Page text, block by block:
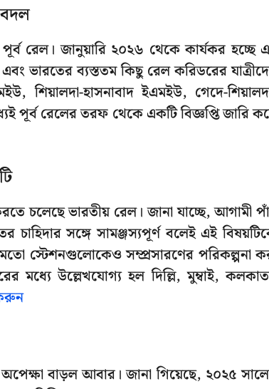
রেল। জানুয়ারি ২০২৬ থেকে কার্যকর হচ্ছে
ভারতের ব্যস্ততম কিছু রেল করিডরের
শিয়ালদা-হাসনাবাদ ইএমইউ, গেদে-
পূর্ব রেলের তরফ থেকে একটি বিজ্ঞপ্তি জারি
চলেছে ভারতীয় রেল। জানা যাচ্ছে, আগামী
চাহিদার সঙ্গে সামঞ্জস্যপূর্ণ বলেই এই
মতো স্টেশনগুলোকেও সম্প্রসারণের পরিকল্পনা
মধ্যে উল্লেখযোগ্য হল দিল্লি, মুম্বাই,
বাড়ল আবার। জানা গিয়েছে, ২০২৫